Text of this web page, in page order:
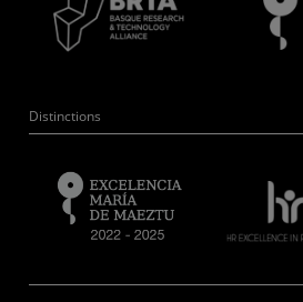
Distinctions